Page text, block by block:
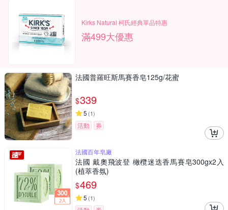
Kirks Natural 柯氏經典單品特惠
滿499大優惠
法國普羅旺斯馬賽香皂125g/花蜜
$339
5 (1)
活動 券
法國百年皂廠
法國 戴奧飛波登 橄欖迷迭香馬賽皂300gx2入
(植萃香氛)
$469
5 (1)